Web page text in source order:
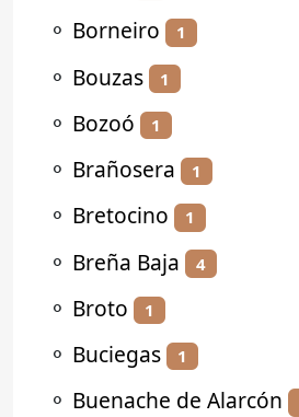
⚬ Borneiro 1
⚬ Bouzas 1
⚬ Bozoó 1
⚬ Brañosera 1
⚬ Bretocino 1
⚬ Breña Baja 4
⚬ Broto 1
⚬ Buciegas 1
⚬ Buenache de Alarcón